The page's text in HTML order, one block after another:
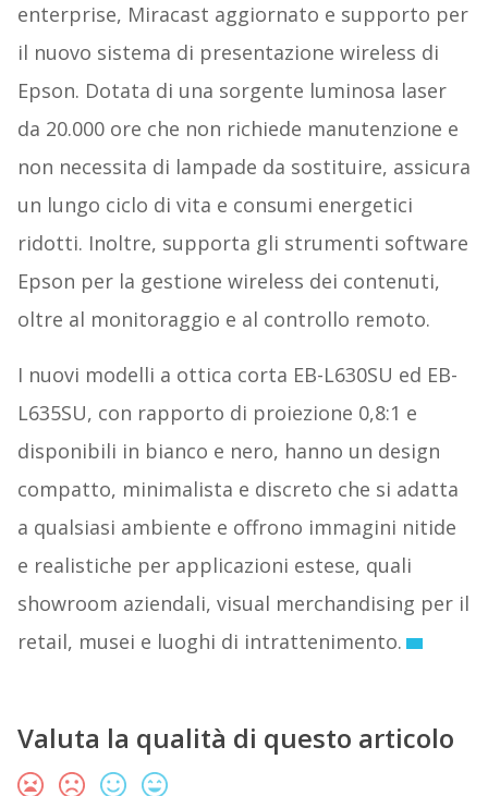
enterprise, Miracast aggiornato e supporto per
il nuovo sistema di presentazione wireless di
Epson. Dotata di una sorgente luminosa laser
da 20.000 ore che non richiede manutenzione e
non necessita di lampade da sostituire, assicura
un lungo ciclo di vita e consumi energetici
ridotti. Inoltre, supporta gli strumenti software
Epson per la gestione wireless dei contenuti,
oltre al monitoraggio e al controllo remoto.
I nuovi modelli a ottica corta EB-L630SU ed EB-
L635SU, con rapporto di proiezione 0,8:1 e
disponibili in bianco e nero, hanno un design
compatto, minimalista e discreto che si adatta
a qualsiasi ambiente e offrono immagini nitide
e realistiche per applicazioni estese, quali
showroom aziendali, visual merchandising per il
retail, musei e luoghi di intrattenimento.
Valuta la qualità di questo articolo